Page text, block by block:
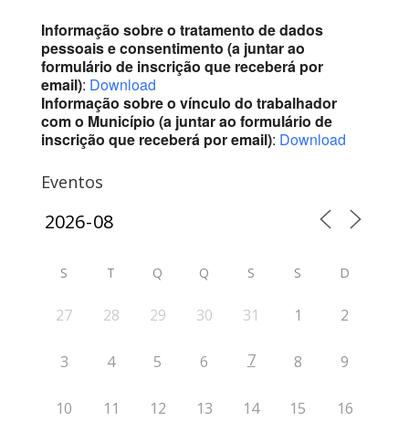
Informação sobre o tratamento de dados
pessoais e consentimento (a juntar ao
formulário de inscrição que receberá por
email): Download
Informação sobre o vínculo do trabalhador
com o Município (a juntar ao formulário de
inscrição que receberá por email): Download
Eventos
S T Q Q S S D
27 28 29 30 31 1 2
3 4 5 6 7 8 9
10 11 12 13 14 15 16